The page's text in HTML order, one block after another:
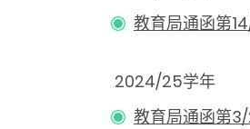
教育局通函第
2024/25学年
教育局通函第